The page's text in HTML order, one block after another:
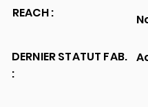
REACH :
DERNIER STATUT FAB.
: